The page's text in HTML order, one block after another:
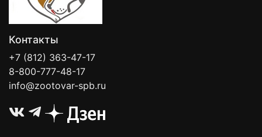
Контакты
+7 (812) 363-47-17
8-800-777-48-17
info@zootovar-spb.ru